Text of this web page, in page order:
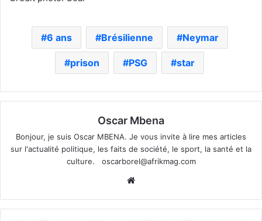
6 ans Brésilienne Neymar
prison PSG star
Oscar Mbena
Bonjour, je suis Oscar MBENA. Je vous invite à lire mes articles
sur l'actualité politique, les faits de société, le sport, la santé et la
culture. oscarborel@afrikmag.com